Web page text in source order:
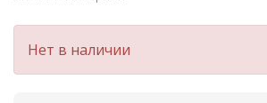
Нет в наличии